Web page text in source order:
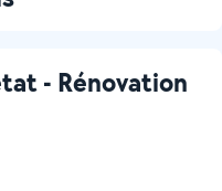
- Rénovation